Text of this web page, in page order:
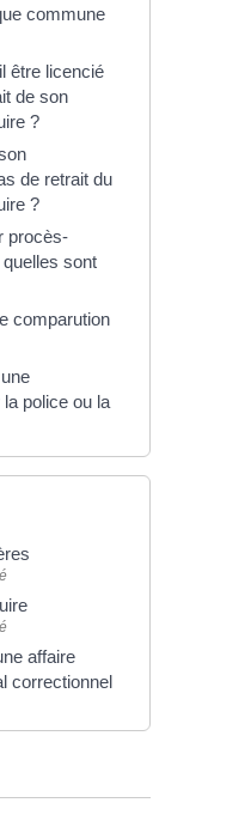
commune
être licencié
de son
?
de retrait du
?
procès-
sont
comparution
police ou la
affaire
correctionnel